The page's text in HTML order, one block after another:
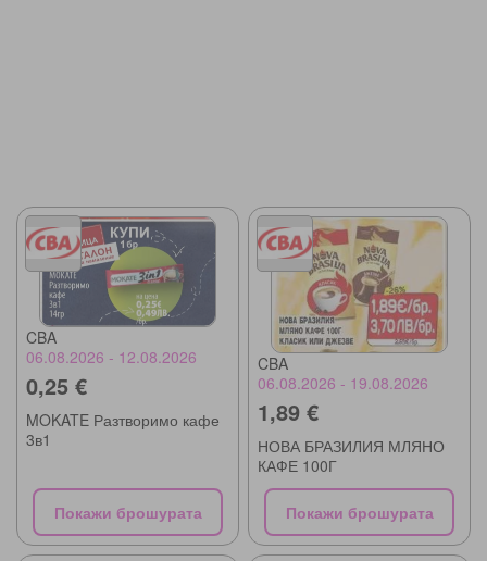
CBA
06.08.2026 - 12.08.2026
0,25 €
MOKATE Разтворимо кафе
3в1
Покажи брошурата
CBA
06.08.2026 - 19.08.2026
1,89 €
НОВА БРАЗИЛИЯ МЛЯНО
КАФЕ 100Г
Покажи брошурата